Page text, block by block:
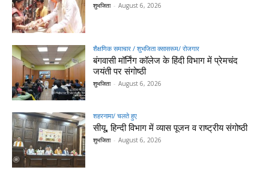
शुभजिता - August 6, 2026
शैक्षणिक समाचार / शुभजिता क्सासरूम/ रोजगार
बंगवासी मॉर्निंग कॉलेज के हिंदी विभाग में प्रेमचंद
जयंती पर संगोष्ठी
शुभजिता - August 6, 2026
शहरनामा/ चलते हुए
सीयू, हिन्दी विभाग में व्यास पूजन व राष्ट्रीय संगोष्ठी
शुभजिता - August 6, 2026